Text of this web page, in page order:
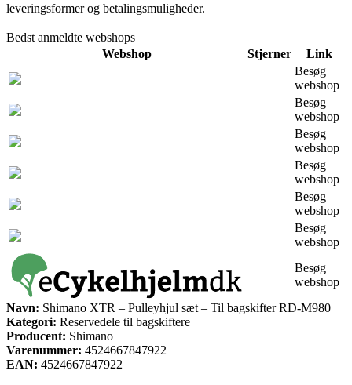
leveringsformer og betalingsmuligheder.
Bedst anmeldte webshops
Webshop
Stjerner
Link
Besøg
webshop
Besøg
webshop
Besøg
webshop
Besøg
webshop
Besøg
webshop
Besøg
webshop
Besøg
webshop
Navn: Shimano XTR – Pulleyhjul sæt – Til bagskifter RD-M980
Kategori: Reservedele til bagskiftere
Producent: Shimano
Varenummer: 4524667847922
EAN: 4524667847922